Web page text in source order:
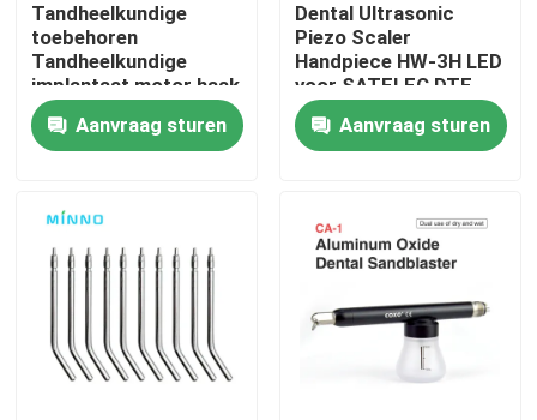
Thuis
Producten
Over ons
Tandheelkundige
toebehoren
Tandheelkundige
implantaat motor haak
voor COXO C-Sailor
Pro / C-Sailor Pro
Aanvraag sturen
Dental Ultrasonic
Piezo Scaler
Handpiece HW-3H LED
voor SATELEC DTE
EMS VRN Dental
Ultrasonic Scalers
Aanvraag sturen